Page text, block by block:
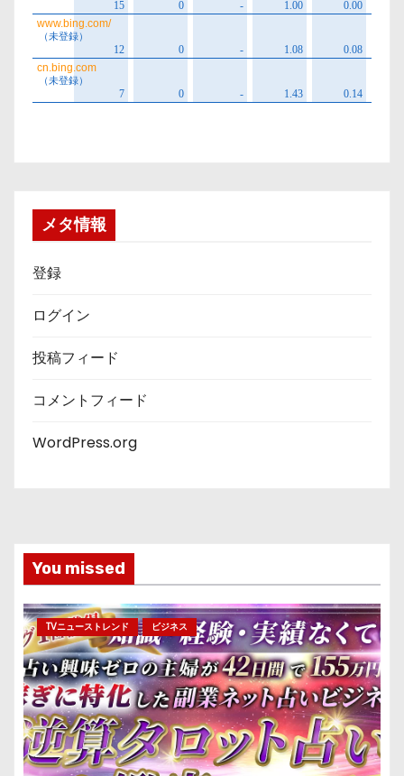
メタ情報
登録
ログイン
投稿フィード
コメントフィード
WordPress.org
You missed
TVニューストレンド ビジネス